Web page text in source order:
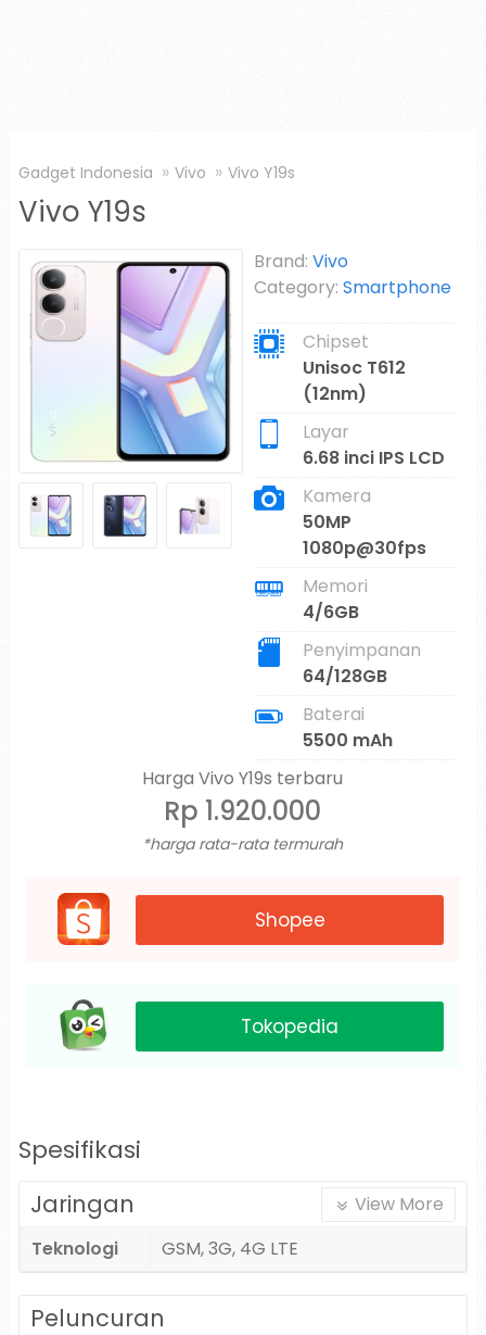
Gadget Indonesia Vivo Vivo Y19s
Vivo Y19s
Brand: Vivo
Category: Smartphone
Chipset
Unisoc T612
(12nm)
Layar
6.68 inci IPS LCD
Kamera
50MP
1080p@30fps
Memori
4/6GB
Penyimpanan
64/128GB
Baterai
5500 mAh
Harga Vivo Y19s terbaru
Rp 1.920.000
*harga rata-rata termurah
Shopee
Tokopedia
Spesifikasi
Jaringan
Teknologi GSM, 3G, 4G LTE
View More
Peluncuran